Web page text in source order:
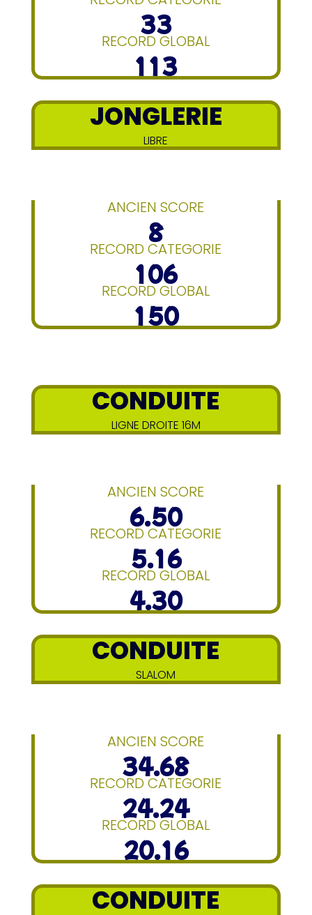
33
RECORD GLOBAL
113
JONGLERIE
LIBRE
ANCIEN SCORE
8
RECORD CATEGORIE
106
RECORD GLOBAL
150
CONDUITE
LIGNE DROITE 16M
ANCIEN SCORE
6.50
RECORD CATEGORIE
5.16
RECORD GLOBAL
4.30
CONDUITE
SLALOM
ANCIEN SCORE
34.68
RECORD CATEGORIE
24.24
RECORD GLOBAL
20.16
CONDUITE